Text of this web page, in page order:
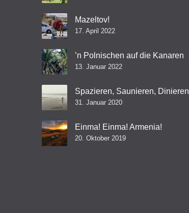
Mazeltov!
17. April 2022
’n Polnischen auf die Kanaren
13. Januar 2022
Spazieren, Saunieren, Dinieren
31. Januar 2020
Einma! Einma! Armenia!
20. Oktober 2019